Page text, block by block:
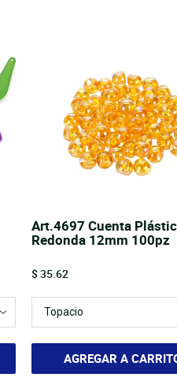
Art.4697 Cuenta
Redonda 12mm 100pz
Price
$ 35.62
AGREGAR A